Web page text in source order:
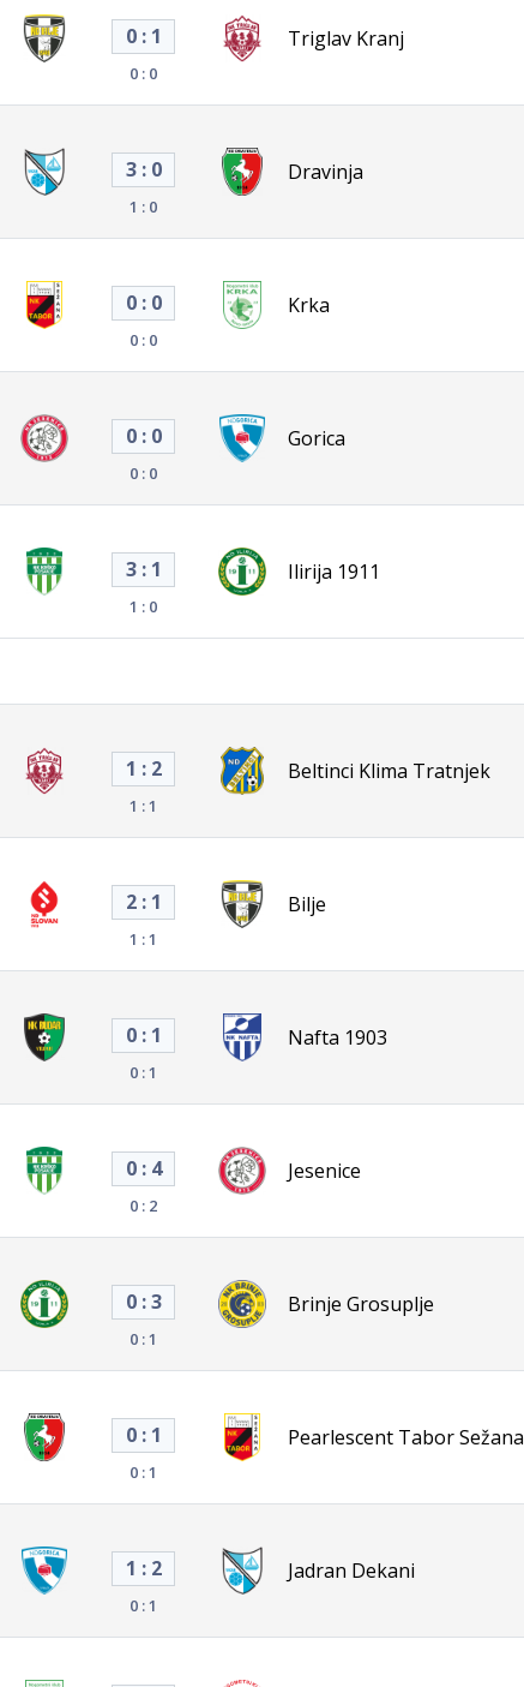
0 : 1
0 : 0
Triglav Kranj
3 : 0
1 : 0
Dravinja
0 : 0
0 : 0
Krka
0 : 0
0 : 0
Gorica
3 : 1
1 : 0
Ilirija 1911
1 : 2
1 : 1
Beltinci Klima Tratnjek
2 : 1
1 : 1
Bilje
0 : 1
0 : 1
Nafta 1903
0 : 4
0 : 2
Jesenice
0 : 3
0 : 1
Brinje Grosuplje
0 : 1
0 : 1
Pearlescent Tabor Sežana
1 : 2
0 : 1
Jadran Dekani